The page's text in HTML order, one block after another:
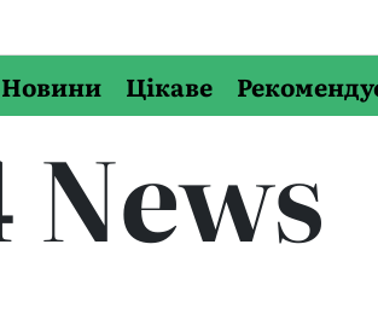
Новини Цікаве
News